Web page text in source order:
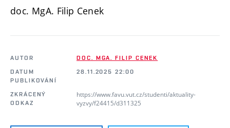
doc. MgA. Filip Cenek
AUTOR
DOC. MGA. FILIP CENEK
DATUM
PUBLIKOVÁNÍ
28.11.2025 22:00
ZKRÁCENÝ
ODKAZ
https://www.favu.vut.cz/studenti/aktuality-
vyzvy/f24415/d311325